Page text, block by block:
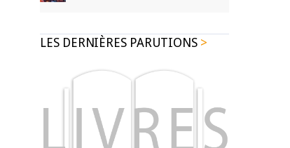
LES DERNIÈRES PARUTIONS